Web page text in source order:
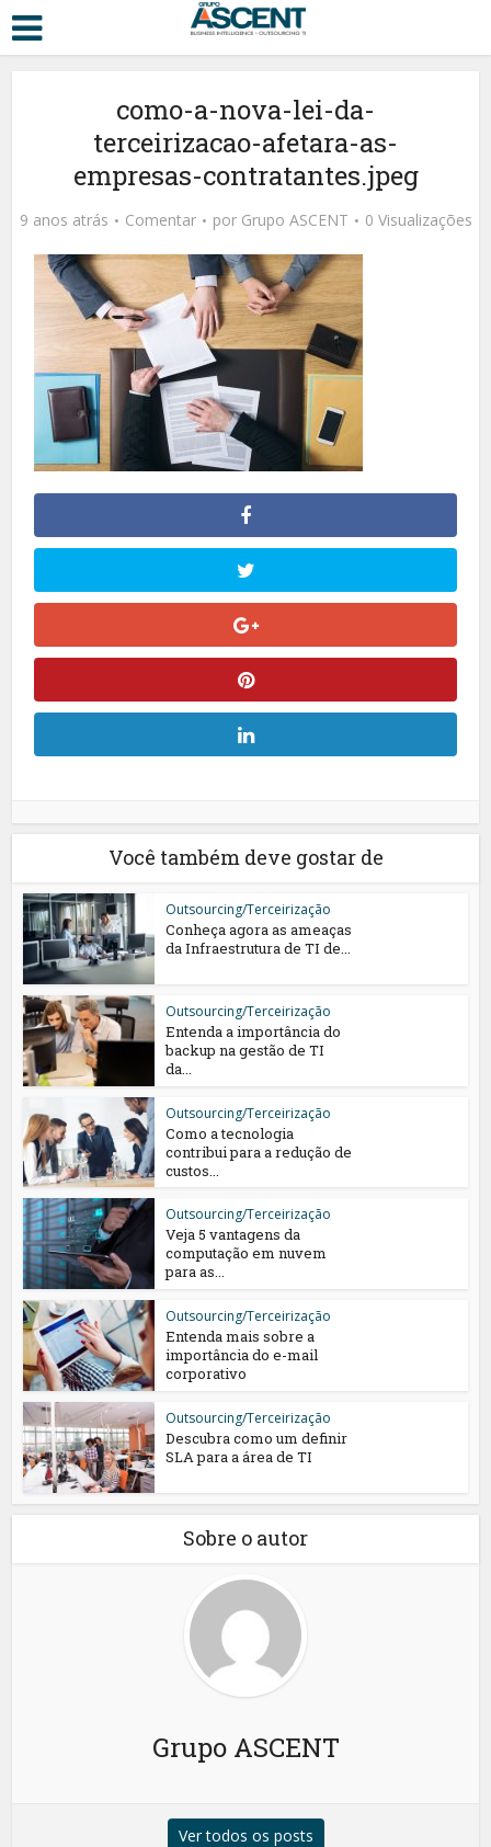
como-a-nova-lei-da-
terceirizacao-afetara-as-
empresas-contratantes.jpeg
9 anos atrás Comentar por Grupo ASCENT 0 Visualizações
Você também deve gostar de
Outsourcing/Terceirização
Conheça agora as ameaças
da Infraestrutura de TI de...
Outsourcing/Terceirização
Entenda a importância do
backup na gestão de TI
da...
Outsourcing/Terceirização
Como a tecnologia
contribui para a redução de
custos...
Outsourcing/Terceirização
Veja 5 vantagens da
computação em nuvem
para as...
Outsourcing/Terceirização
Entenda mais sobre a
importância do e-mail
corporativo
Outsourcing/Terceirização
Descubra como um definir
SLA para a área de TI
Sobre o autor
Grupo ASCENT
Ver todos os posts